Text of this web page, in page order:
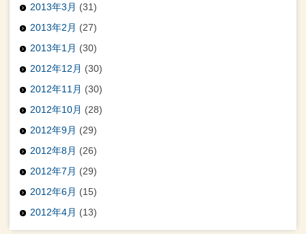
2013年3月 (31)
2013年2月 (27)
2013年1月 (30)
2012年12月 (30)
2012年11月 (30)
2012年10月 (28)
2012年9月 (29)
2012年8月 (26)
2012年7月 (29)
2012年6月 (15)
2012年4月 (13)